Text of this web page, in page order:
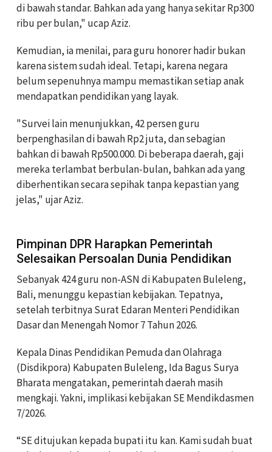
di bawah standar. Bahkan ada yang hanya sekitar Rp300
ribu per bulan," ucap Aziz.
Kemudian, ia menilai, para guru honorer hadir bukan
karena sistem sudah ideal. Tetapi, karena negara
belum sepenuhnya mampu memastikan setiap anak
mendapatkan pendidikan yang layak.
"Survei lain menunjukkan, 42 persen guru
berpenghasilan di bawah Rp2 juta, dan sebagian
bahkan di bawah Rp500.000. Di beberapa daerah, gaji
mereka terlambat berbulan-bulan, bahkan ada yang
diberhentikan secara sepihak tanpa kepastian yang
jelas," ujar Aziz.
Pimpinan DPR Harapkan Pemerintah
Selesaikan Persoalan Dunia Pendidikan
Sebanyak 424 guru non-ASN di Kabupaten Buleleng,
Bali, menunggu kepastian kebijakan. Tepatnya,
setelah terbitnya Surat Edaran Menteri Pendidikan
Dasar dan Menengah Nomor 7 Tahun 2026.
Kepala Dinas Pendidikan Pemuda dan Olahraga
(Disdikpora) Kabupaten Buleleng, Ida Bagus Surya
Bharata mengatakan, pemerintah daerah masih
mengkaji. Yakni, implikasi kebijakan SE Mendikdasmen
7/2026.
“SE ditujukan kepada bupati itu kan. Kami sudah buat